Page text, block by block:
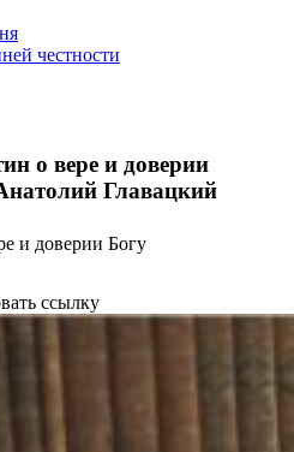
честности
о вере и доверии
Главацкий
и доверии Богу